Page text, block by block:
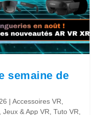
semaine de
|Accessoires VR
,Jeux & App VR ,Tuto VR